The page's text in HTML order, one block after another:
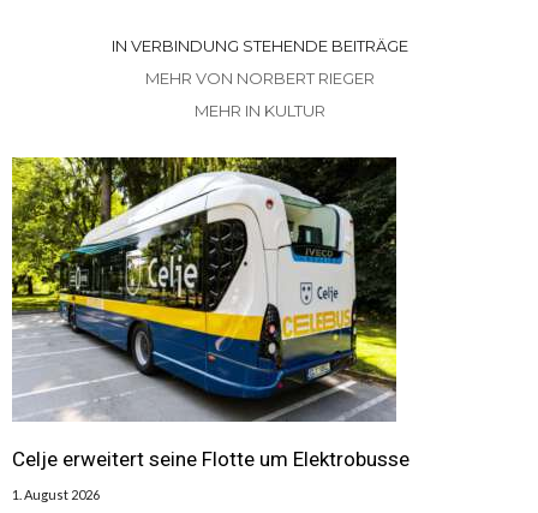
IN VERBINDUNG STEHENDE BEITRÄGE
MEHR VON NORBERT RIEGER
MEHR IN KULTUR
Celje erweitert seine Flotte um Elektrobusse
1. August 2026